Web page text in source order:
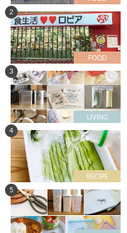
2
3
4
5